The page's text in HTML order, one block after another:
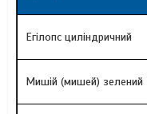
Егілопс циліндричний
Мишій (мишей) зелений